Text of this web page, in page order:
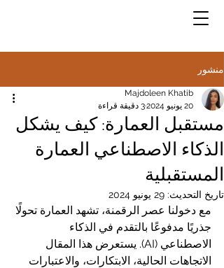
منشور
مستقبل العمارة: كيف يشكل
الذكاء الاصطناعي العمارة
المستقبلية
Majdoleen Khatib
20 يونيو 2024
3 دقيقة قراءة
تاريخ التحديث: 29 يونيو 2024
مع دخولنا عصر الرقمنة، تشهد العمارة تحولًا
جذريًا مدفوعًا بالتقدم في الذكاء
الاصطناعي (AI). يستعرض هذا المقال
الاتجاهات الحالية، الابتكارات، والاعتبارات